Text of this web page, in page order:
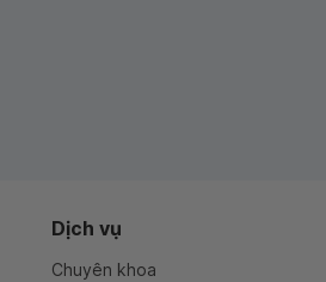
Dịch vụ
Chuyên khoa